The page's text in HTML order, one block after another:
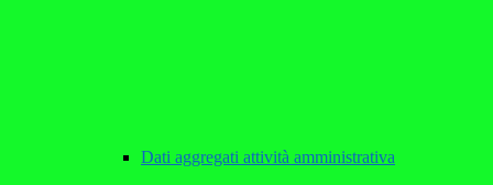
Dati aggregati attività amministrativa